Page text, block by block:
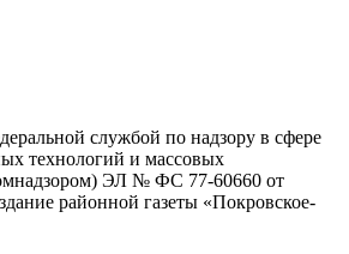
службой по надзору в сфере
технологий и массовых
ЭЛ № ФС 77-60660 от
районной газеты «Покровское-